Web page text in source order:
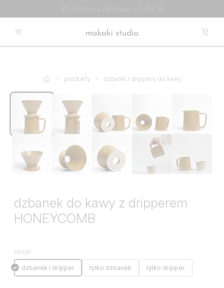
produkty dzbanki i drippery do kawy
dzbanek do kawy z dripperem
HONEYCOMB
opcje
dzbanek i dripper tylko dzbanek tylko dripper